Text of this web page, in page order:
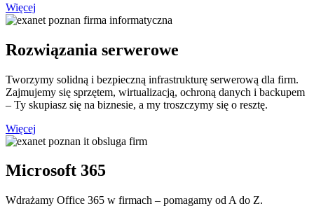
Więcej
Rozwiązania serwerowe
Tworzymy solidną i bezpieczną infrastrukturę serwerową dla firm.
Zajmujemy się sprzętem, wirtualizacją, ochroną danych i backupem
– Ty skupiasz się na biznesie, a my troszczymy się o resztę.
Więcej
Microsoft 365
Wdrażamy Office 365 w firmach – pomagamy od A do Z.